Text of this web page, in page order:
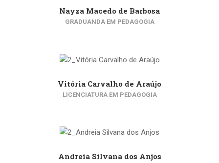
Nayza Macedo de Barbosa
GRADUANDA EM PEDAGOGIA
Vitória Carvalho de Araújo
LICENCIATURA EM PEDAGOGIA
Andreia Silvana dos Anjos